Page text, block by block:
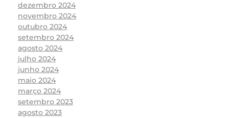
dezembro 2024
novembro 2024
outubro 2024
setembro 2024
agosto 2024
julho 2024
junho 2024
maio 2024
março 2024
setembro 2023
agosto 2023